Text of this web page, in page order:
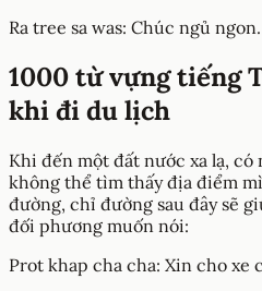
Ra tree sa was: Chúc ngủ ngon.
1000 từ vựng tiếng
khi đi du lịch
Khi đến một đất nước xa lạ,
không thể tìm thấy địa điểm
đường, chỉ đường sau đây sẽ
đối phương muốn nói:
Prot khap cha cha: Xin cho xe